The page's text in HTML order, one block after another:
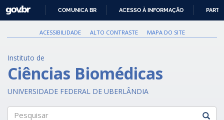
PARA
O
GOVBR
COMUNICA BR ACESSO À INFORMAÇÃO
ACESSIBILIDADE ALTO CONTRASTE MAPA DO SITE
Instituto de
Ciências Biomédicas
UNIVERSIDADE FEDERAL DE UBERLÂNDIA